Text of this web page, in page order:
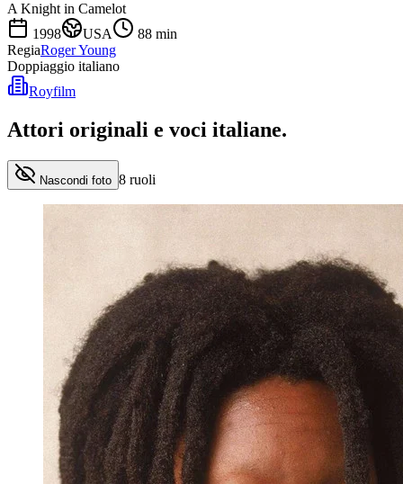
A Knight in Camelot
1998
USA 88 min
RegiaRoger Young
Doppiaggio italiano
Royfilm
Attori originali e voci italiane.
Nascondi foto 8 ruoli